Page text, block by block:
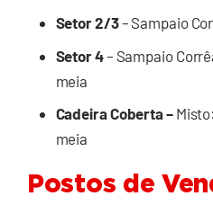
Setor 2/3– Sampaio
Setor 4– Sampaio
meia
Cadeira Coberta –Misto:
meia
Postos de